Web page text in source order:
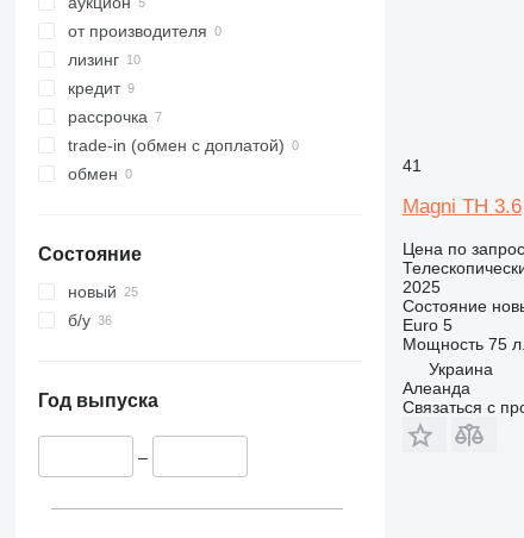
от производителя
лизинг
кредит
рассрочка
trade-in (обмен с доплатой)
обмен
Состояние
новый
б/у
Год выпуска
–
41
Magni TH 3.6
Цена по
2025
Состояние
Euro 5
Мощность 75
Украина
Алеанда
Связаться с